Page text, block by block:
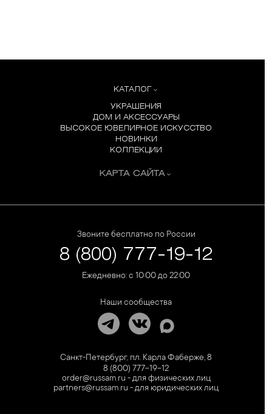
КАТАЛОГ
УКРАШЕНИЯ
ДОМ И АКСЕССУАРЫ
ВЫСОКОЕ ЮВЕЛИРНОЕ ИСКУССТВО
НОВИНКИ
КОЛЛЕКЦИИ
КАРТА САЙТА
Звоните бесплатно по России
8 (800) 777-19-12
Ежедневно: с 10:00 до 22:00
Наши сообщества
Санкт-Петербург, пл. Карла Фаберже, 8
8 (800) 777-19-12
order@russam.ru - для физических лиц
partners@russam.ru - для юридических лиц